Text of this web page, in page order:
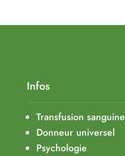
Infos
Transfusion sanguine
Donneur universel
Psychologie